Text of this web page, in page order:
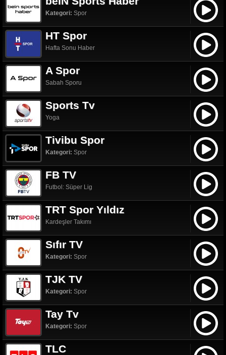
Kategori: Spor
HT Spor
Hafta Sonu Haber
A Spor
Sabah Sporu
Sports Tv
Yoga
Tivibu Spor
Kategori: Spor
FB TV
Futbol: Süper Lig
TRT Spor Yıldız
Kardeşler Takımı
Sıfır TV
Kategori: Spor
TJK TV
Kategori: Spor
Tay Tv
Kategori: Spor
TLC